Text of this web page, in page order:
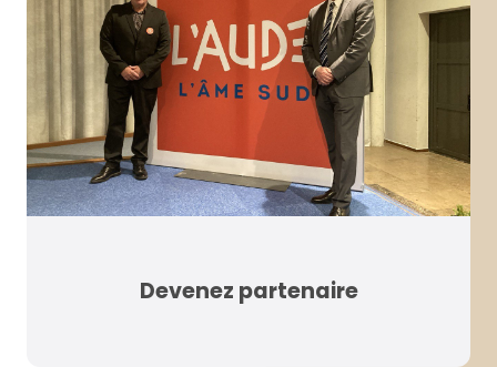
Devenez partenaire